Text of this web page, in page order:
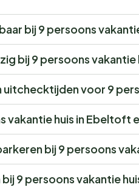
bij 9 persoons
bij 9 persoons
uitchecktijden voor 9
vakantie huis in Ebeltoft
bij 9 persoons
bij 9 persoons vakantie